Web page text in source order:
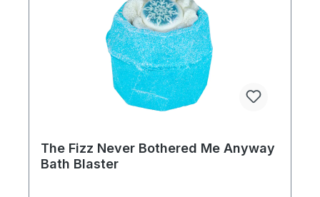
The Fizz Never Bothered Me Anyway
Bath Blaster